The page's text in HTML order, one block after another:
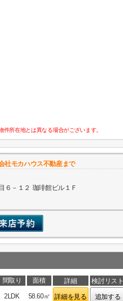
所在地とは異なる場合がございます。
モカハウス不動産まで
６－１２ 珈琲館ビル１Ｆ
間取り 面積 詳細
検討リスト
2LDK 58.60㎡ 詳細を見る 追加する